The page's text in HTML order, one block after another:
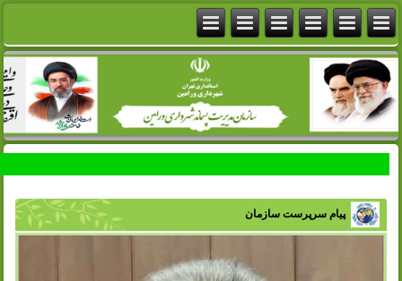
پیام سرپرست سازمان